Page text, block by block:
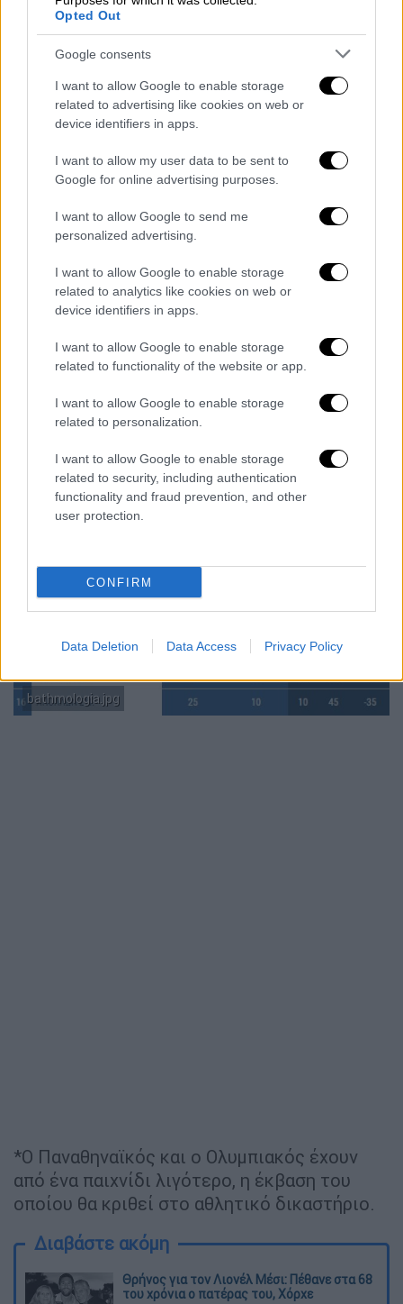
Opted Out
Google consents
I want to allow Google to enable storage
related to advertising like cookies on web or
device identifiers in apps.
I want to allow my user data to be sent to
Google for online advertising purposes.
I want to allow Google to send me
personalized advertising.
I want to allow Google to enable storage
related to analytics like cookies on web or
device identifiers in apps.
I want to allow Google to enable storage
related to functionality of the website or app.
I want to allow Google to enable storage
related to personalization.
I want to allow Google to enable storage
related to security, including authentication
functionality and fraud prevention, and other
user protection.
CONFIRM
Data Deletion Data Access Privacy Policy
ΑΕΚ - Παναιτωλικός (17.15)
Ξάνθη - ΠΑΟΚ (19.00)
Ολυμπιακός - Ατρόμητος (19.30)
Λαμία - Πανιώνιος (19.00)
Η βαθμολογία
bathmologia.jpg
*Ο Παναθηναϊκός και ο Ολυμπιακός έχουν
από ένα παιχνίδι λιγότερο, η έκβαση του
οποίου θα κριθεί στο αθλητικό δικαστήριο.
Διαβάστε ακόμη
Θρήνος για τον Λιονέλ Μέσι: Πέθανε στα 68
του χρόνια ο πατέρας του, Χόρχε